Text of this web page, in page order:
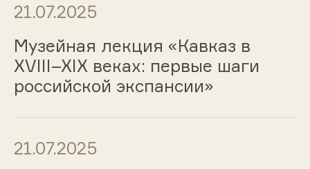
21.07.2025
Музейная лекция «Кавказ в
XVIII–XIX веках: первые шаги
российской экспансии»
21.07.2025